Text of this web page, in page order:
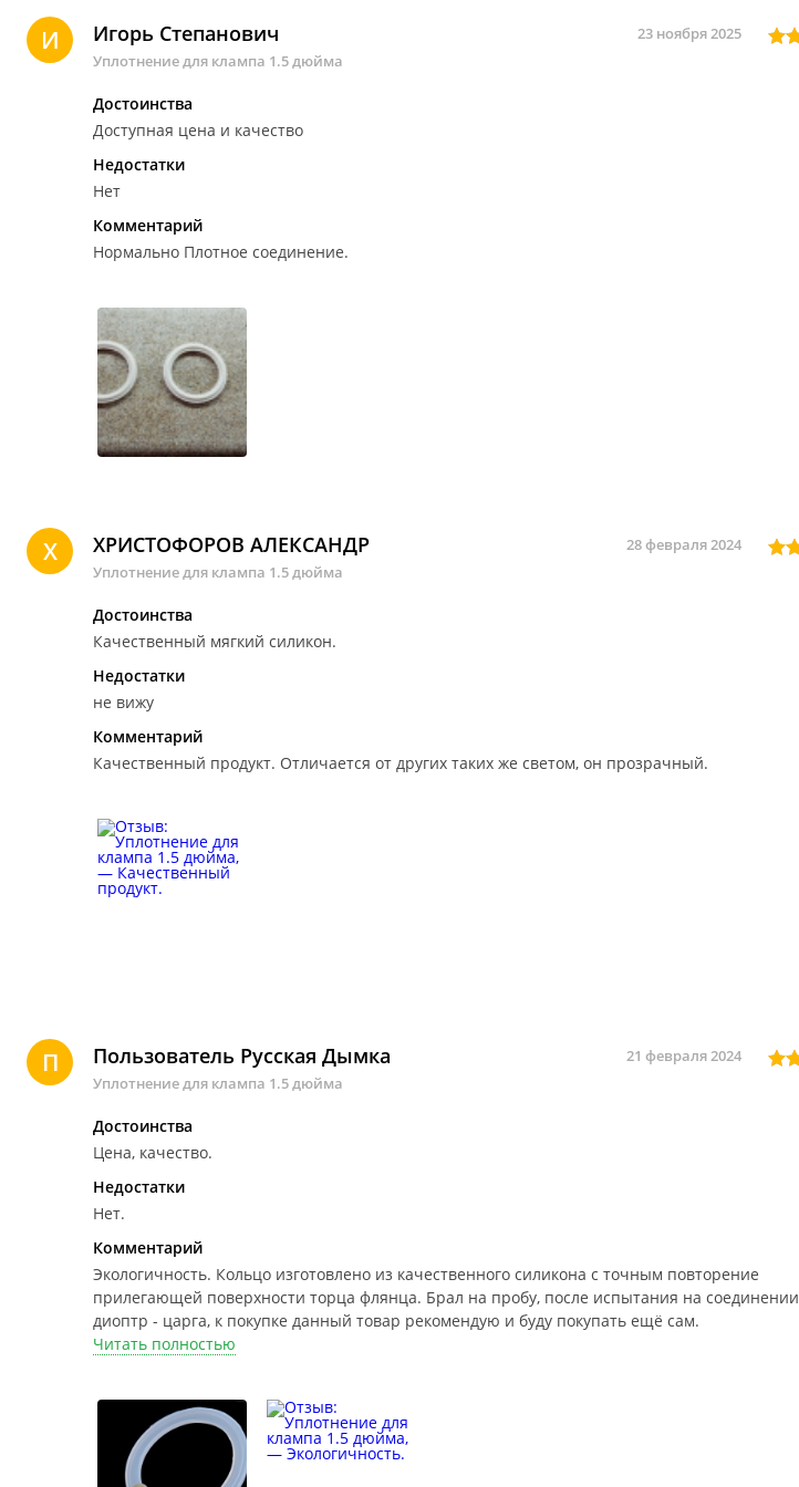
И Игорь Степанович
Уплотнение для клампа 1.5 дюйма
23 ноября 2025
Достоинства
Доступная цена и качество
Недостатки
Нет
Комментарий
Нормально Плотное соединение.
Х ХРИСТОФОРОВ АЛЕКСАНДР
Уплотнение для клампа 1.5 дюйма
28 февраля 2024
Достоинства
Качественный мягкий силикон.
Недостатки
не вижу
Комментарий
Качественный продукт. Отличается от других таких же светом, он прозрачный.
П Пользователь Русская Дымка
Уплотнение для клампа 1.5 дюйма
21 февраля 2024
Достоинства
Цена, качество.
Недостатки
Нет.
Комментарий
Экологичность. Кольцо изготовлено из качественного силикона с точным повторение
прилегающей поверхности торца флянца. Брал на пробу, после испытания на соединении
диоптр - царга, к покупке данный товар рекомендую и буду покупать ещё сам.
Читать полностью